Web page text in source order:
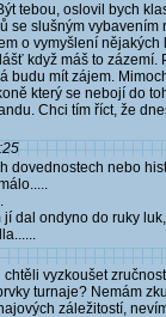
tebou, oslovil bych
se slušným
o vymyšlení
když máš to
budu mít zájem.
který se nebojí do
Chci tím říct, že
dovednostech nebo
dal ondyno do ruky
vyzkoušet
turnaje? Nemám
záležitostí,